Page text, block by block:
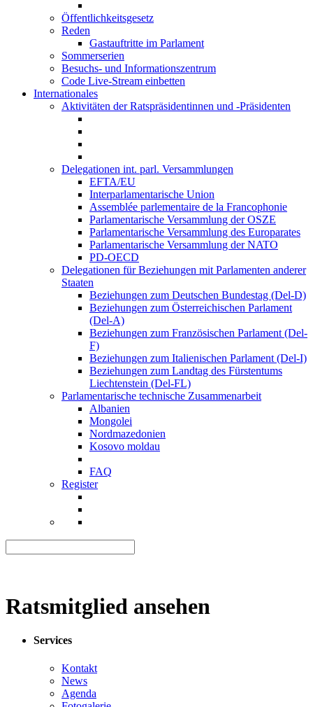
Öffentlichkeitsgesetz
Reden
Gastauftritte im Parlament
Sommerserien
Besuchs- und Informationszentrum
Code Live-Stream einbetten
Internationales
Aktivitäten der Ratspräsidentinnen und -Präsidenten
Delegationen int. parl. Versammlungen
EFTA/EU
Interparlamentarische Union
Assemblée parlementaire de la Francophonie
Parlamentarische Versammlung der OSZE
Parlamentarische Versammlung des Europarates
Parlamentarische Versammlung der NATO
PD-OECD
Delegationen für Beziehungen mit Parlamenten anderer
Staaten
Beziehungen zum Deutschen Bundestag (Del-D)
Beziehungen zum Österreichischen Parlament
(Del-A)
Beziehungen zum Französischen Parlament (Del-
F)
Beziehungen zum Italienischen Parlament (Del-I)
Beziehungen zum Landtag des Fürstentums
Liechtenstein (Del-FL)
Parlamentarische technische Zusammenarbeit
Albanien
Mongolei
Nordmazedonien
Kosovo moldau
FAQ
Register
Ratsmitglied ansehen
Services
Kontakt
News
Agenda